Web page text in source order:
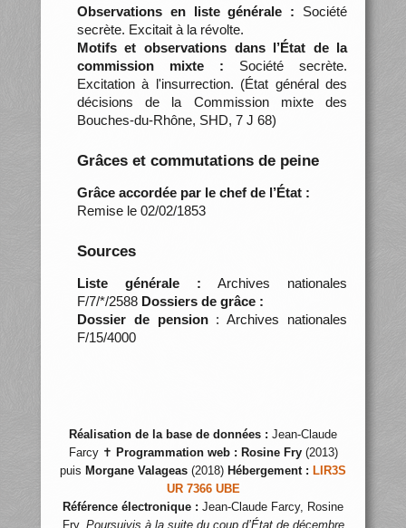
Observations en liste générale : Société
secrète. Excitait à la révolte.
Motifs et observations dans l’État de la
commission mixte : Société secrète.
Excitation à l'insurrection. (État général des
décisions de la Commission mixte des
Bouches-du-Rhône, SHD, 7 J 68)
Grâces et commutations de peine
Grâce accordée par le chef de l’État :
Remise le 02/02/1853
Sources
Liste générale : Archives nationales
F/7/*/2588 Dossiers de grâce :
Dossier de pension: Archives nationales
F/15/4000
Réalisation de la base de données : Jean-Claude
Farcy ✝ Programmation web : Rosine Fry(2013)
puis Morgane Valageas (2018) Hébergement : LIR3S
UR 7366 UBE
Référence électronique : Jean-Claude Farcy, Rosine
Fry, Poursuivis à la suite du coup d’État de décembre